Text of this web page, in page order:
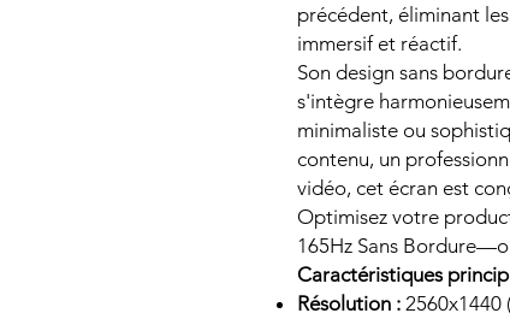
précédent, éliminant
immersif et réactif.
Son design sans
s'intègre
minimaliste ou
contenu, un
vidéo, cet écran est
Optimisez votre
165Hz Sans
Caractéristiques
Résolution : 2560x1440